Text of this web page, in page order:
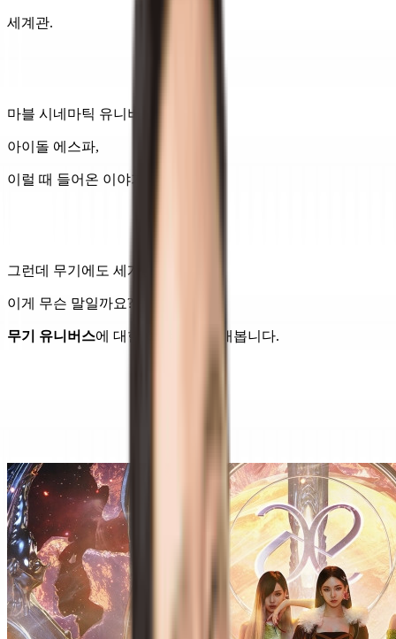
세계관.
마블 시네마틱 유니버스,
아이돌 에스파,
이럴 때 들어온 이야기죠.
그런데 무기에도 세계관이 있다면?
이게 무슨 말일까요?
무기 유니버스에 대한 이야기를 꺼내봅니다.